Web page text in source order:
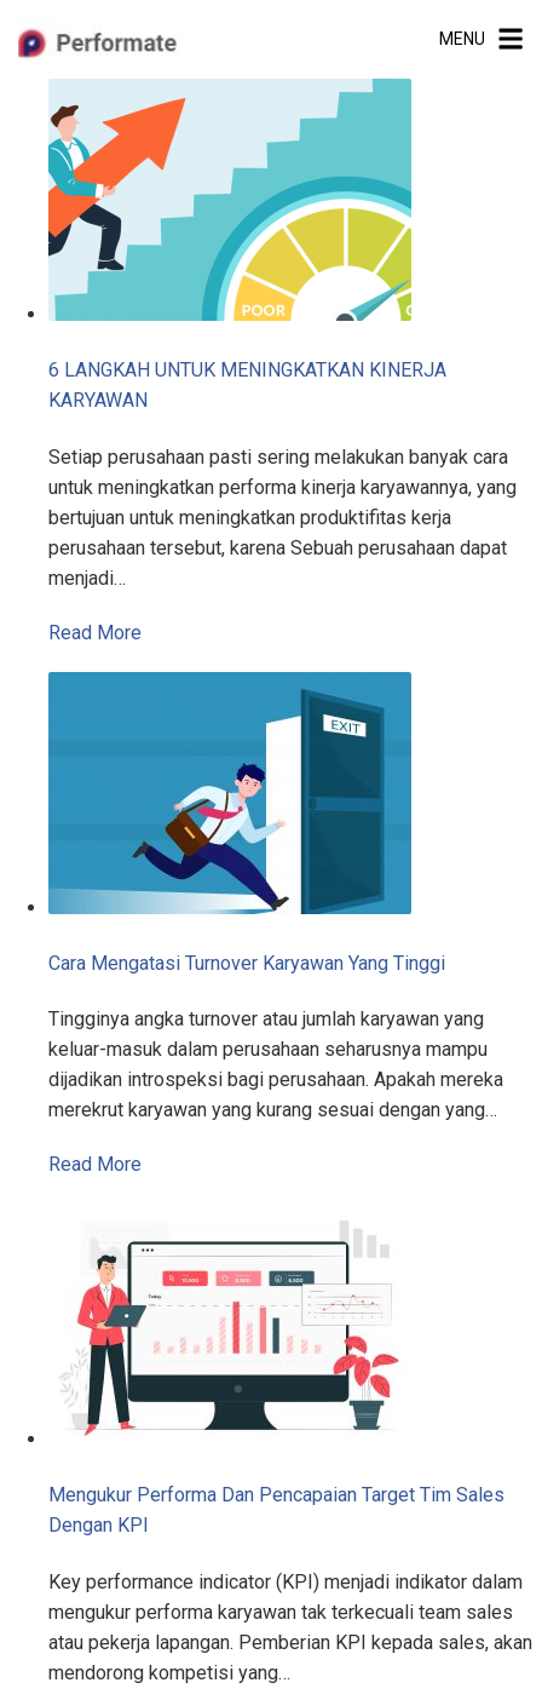
content
MENU
6 LANGKAH UNTUK MENINGKATKAN KINERJA
KARYAWAN
Setiap perusahaan pasti sering melakukan banyak cara
untuk meningkatkan performa kinerja karyawannya, yang
bertujuan untuk meningkatkan produktifitas kerja
perusahaan tersebut, karena Sebuah perusahaan dapat
menjadi…
Read More
Cara Mengatasi Turnover Karyawan Yang Tinggi
Tingginya angka turnover atau jumlah karyawan yang
keluar-masuk dalam perusahaan seharusnya mampu
dijadikan introspeksi bagi perusahaan. Apakah mereka
merekrut karyawan yang kurang sesuai dengan yang…
Read More
Mengukur Performa Dan Pencapaian Target Tim Sales
Dengan KPI
Key performance indicator (KPI) menjadi indikator dalam
mengukur performa karyawan tak terkecuali team sales
atau pekerja lapangan. Pemberian KPI kepada sales, akan
mendorong kompetisi yang…